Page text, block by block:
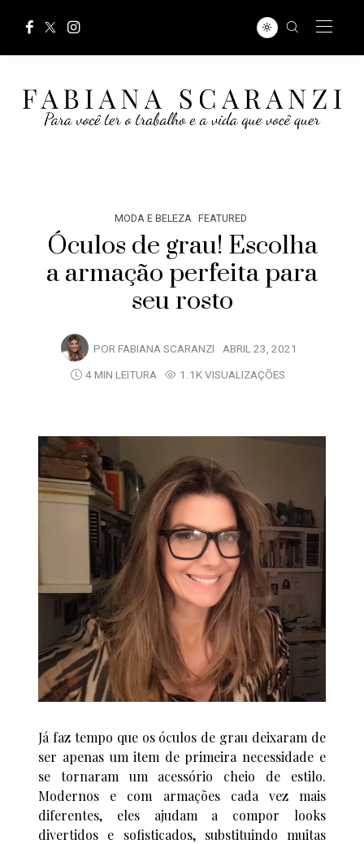
MODA E BELEZA FEATURED
Óculos de grau! Escolha
a armação perfeita para
seu rosto
POR FABIANA SCARANZI ABRIL 23, 2021
4 MIN LEITURA
1.1K VISUALIZAÇÕES
Já faz tempo que os óculos de grau deixaram de
ser apenas um item de primeira necessidade e
se tornaram um acessório cheio de estilo.
Modernos e com armações cada vez mais
diferentes, eles ajudam a compor looks
divertidos e sofisticados, substituindo muitas